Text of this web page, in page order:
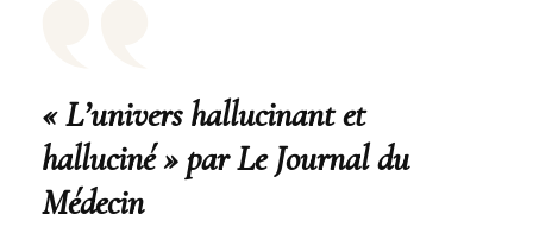
« L’univers hallucinant et
halluciné » par Le Journal du
Médecin